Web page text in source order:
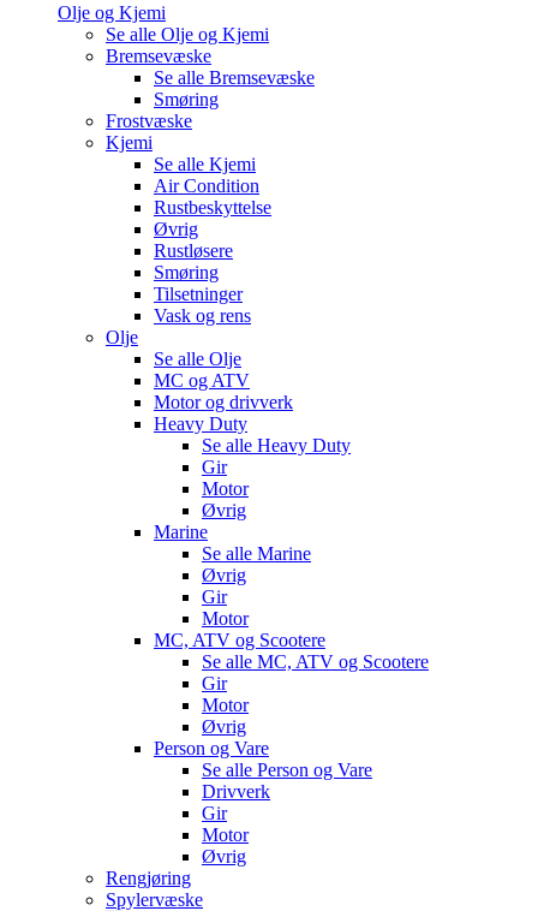
Olje og Kjemi
Se alle Olje og Kjemi
Bremsevæske
Se alle Bremsevæske
Smøring
Frostvæske
Kjemi
Se alle Kjemi
Air Condition
Rustbeskyttelse
Øvrig
Rustløsere
Smøring
Tilsetninger
Vask og rens
Olje
Se alle Olje
MC og ATV
Motor og drivverk
Heavy Duty
Se alle Heavy Duty
Gir
Motor
Øvrig
Marine
Se alle Marine
Øvrig
Gir
Motor
MC, ATV og Scootere
Se alle MC, ATV og Scootere
Gir
Motor
Øvrig
Person og Vare
Se alle Person og Vare
Drivverk
Gir
Motor
Øvrig
Rengjøring
Spylervæske